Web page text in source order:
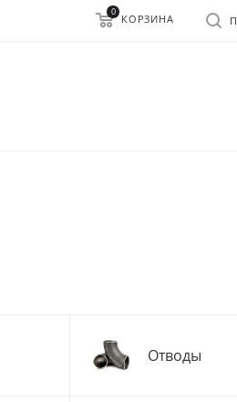
0
КОРЗИНА
Отводы